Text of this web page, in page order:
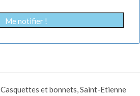
Me notifier !
Casquettes et bonnets,Saint-Etienne